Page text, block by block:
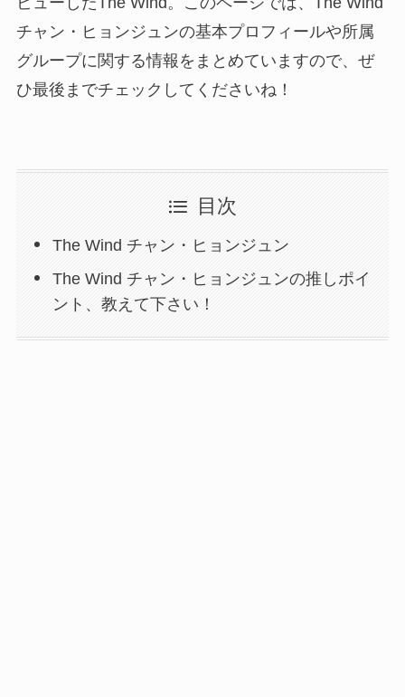
チャン・ヒョンジュンの基本プロフィールや所属
グループに関する情報をまとめていますので、ぜ
ひ最後までチェックしてくださいね！
目次
The Wind チャン・ヒョンジュン
The Wind チャン・ヒョンジュンの推しポイ
ント、教えて下さい！